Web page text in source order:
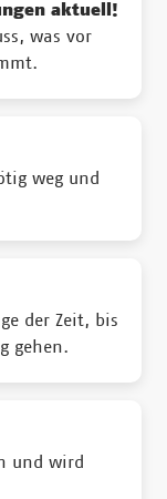
aktuell!
was vor
weg und
der Zeit, bis
gehen.
und wird